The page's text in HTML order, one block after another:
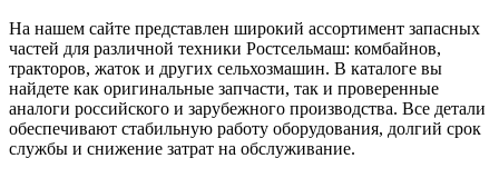
На нашем сайте представлен широкий ассортимент запасных
частей для различной техники Ростсельмаш: комбайнов,
тракторов, жаток и других сельхозмашин. В каталоге вы
найдете как оригинальные запчасти, так и проверенные
аналоги российского и зарубежного производства. Все детали
обеспечивают стабильную работу оборудования, долгий срок
службы и снижение затрат на обслуживание.